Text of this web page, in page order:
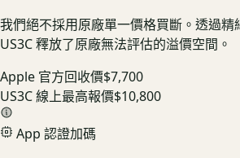
我們絕不採用原廠單一價格買斷。透過精
US3C 釋放了原廠無法評估的溢價空間。
Apple 官方回收價$7,700
US3C 線上最高報價$10,800
App 認證加碼